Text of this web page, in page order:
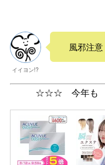
イイヨン!?
風邪注
☆☆☆ 今年も